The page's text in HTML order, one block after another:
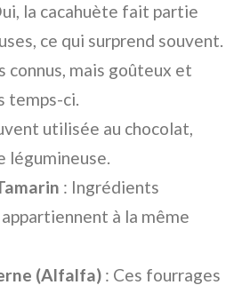
la cacahuète fait partie
ce qui surprend souvent.
connus, mais goûteux et
temps-ci.
utilisée au chocolat,
légumineuse.
: Ingrédients
à la même
(Alfalfa) : Ces fourrages